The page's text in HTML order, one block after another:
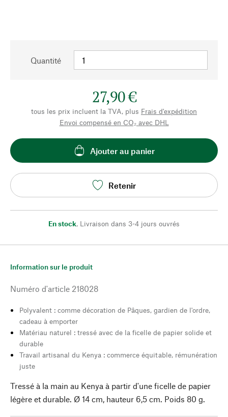
Quantité
27,90 €
tous les prix incluent la TVA, plus Frais d'expédition
Envoi compensé en CO₂ avec DHL
Ajouter au panier
Retenir
En stock, Livraison dans 3-4 jours ouvrés
Information sur le produit
Numéro d'article 218028
Polyvalent : comme décoration de Pâques, gardien de l'ordre,
cadeau à emporter
Matériau naturel : tressé avec de la ficelle de papier solide et
durable
Travail artisanal du Kenya : commerce équitable, rémunération
juste
Tressé à la main au Kenya à partir d'une ficelle de papier
légère et durable. Ø 14 cm, hauteur 6,5 cm. Poids 80 g.